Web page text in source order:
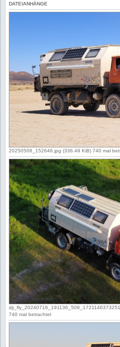
DATEIANHÄNGE
20250508_152646.jpg (336.49 KiB) 740 mal
740 mal betrachtet